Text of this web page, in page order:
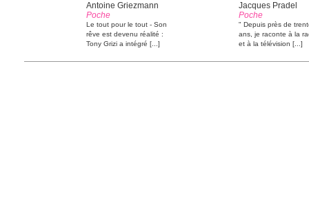
Antoine Griezmann
Poche
Le tout pour le tout - Son
rêve est devenu réalité :
Tony Grizi a intégré [...]
Jacques Pradel
Poche
" Depuis près de
ans, je raconte à la
et à la télévision [...]